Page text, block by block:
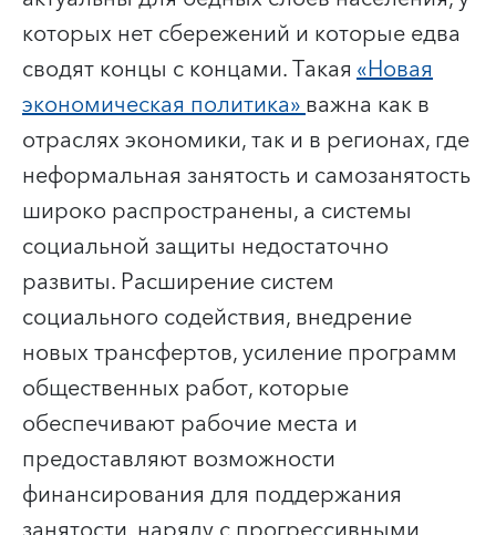
которых нет сбережений и которые едва
сводят концы с концами. Такая«Новая
экономическая политика»важна как в
отраслях экономики, так и в регионах, где
неформальная занятость и самозанятость
широко распространены, а системы
социальной защиты недостаточно
развиты. Расширение систем
социального содействия, внедрение
новых трансфертов, усиление программ
общественных работ, которые
обеспечивают рабочие места и
предоставляют возможности
финансирования для поддержания